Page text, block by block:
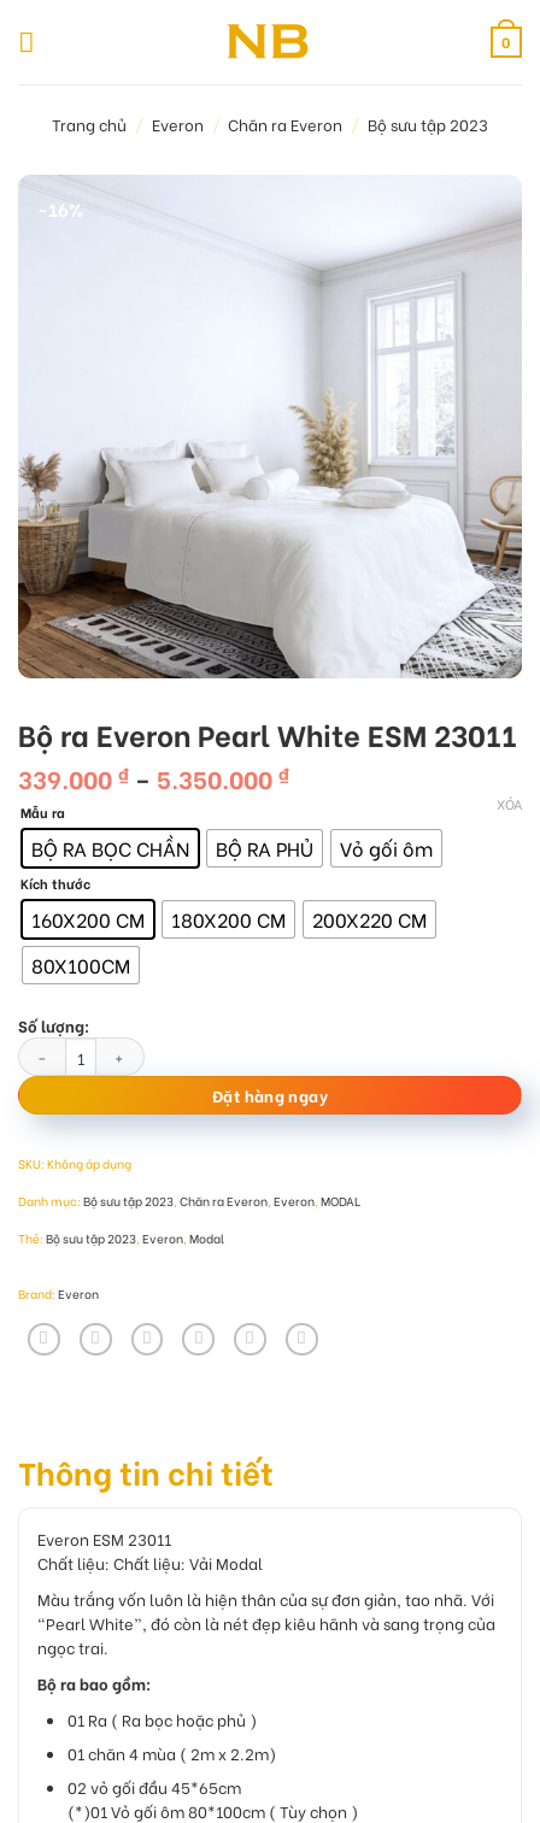
qua
nội
0
Trang chủ / Everon / Chăn ra Everon / Bộ sưu tập 2023
-16%
Bộ ra Everon Pearl White ESM 23011
339.000 ₫ – 5.350.000 ₫Khoảng
từ
339.000 ₫
đến
Mẫu ra
BỘ RA BỌC CHẦN BỘ RA PHỦ Vỏ gối ôm
Kích thước
160X200 CM 180X200 CM
200X220 CM
80X100CM
XÓA
Số lượng:
Bộ ra Everon Pearl White ESM 23011 số lượng
Đặt hàng ngay
SKU: Không áp dụng
Danh mục: Bộ sưu tập 2023, Chăn ra Everon, Everon, MODAL
Thẻ: Bộ sưu tập 2023, Everon, Modal
Brand: Everon
Thông tin chi tiết
Everon ESM 23011
Chất liệu: Chất liệu: Vải Modal
Màu trắng vốn luôn là hiện thân của sự đơn giản, tao nhã. Với
“Pearl White”, đó còn là nét đẹp kiêu hãnh và sang trọng của
ngọc trai.
Bộ ra bao gồm:
01 Ra ( Ra bọc hoặc phủ )
01 chăn 4 mùa ( 2m x 2.2m)
02 vỏ gối đầu 45*65cm
(*)01 Vỏ gối ôm 80*100cm ( Tùy chọn )